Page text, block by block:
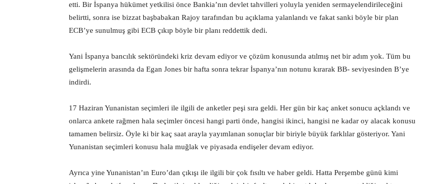
etti. Bir İspanya hükümet yetkilisi önce Bankia’nın devlet tahvilleri yoluyla yeniden sermayelendirileceğini
belirtti, sonra ise bizzat başbabakan Rajoy tarafından bu açıklama yalanlandı ve fakat sanki böyle bir plan
ECB’ye sunulmuş gibi ECB çıkıp böyle bir planı reddettik dedi.
Yani İspanya bancılık sektöründeki kriz devam ediyor ve çözüm konusunda atılmış net bir adım yok. Tüm bu
gelişmelerin arasında da Egan Jones bir hafta sonra tekrar İspanya’nın notunu kırarak BB- seviyesinden B’ye
indirdi.
17 Haziran Yunanistan seçimleri ile ilgili de anketler peşi sıra geldi. Her gün bir kaç anket sonucu açklandı ve
onlarca ankete rağmen hala seçimler öncesi hangi parti önde, hangisi ikinci, hangisi ne kadar oy alacak konusu
tamamen belirsiz. Öyle ki bir kaç saat arayla yayımlanan sonuçlar bir biriyle büyük farklılar gösteriyor. Yani
Yunanistan seçimleri konusu hala muğlak ve piyasada endişeler devam ediyor.
Ayrıca yine Yunanistan’ın Euro’dan çıkışı ile ilgili bir çok fısıltı ve haber geldi. Hatta Perşembe günü kimi